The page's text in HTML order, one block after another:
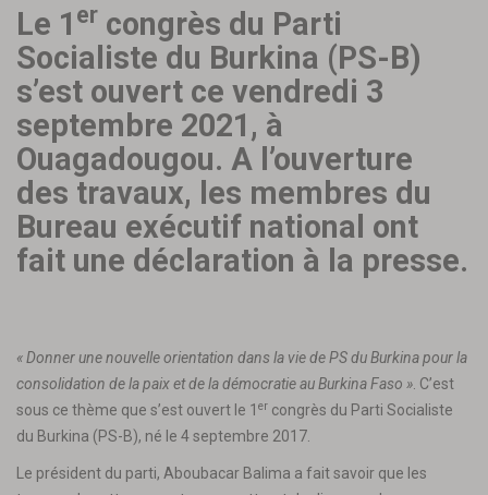
Le 1 er congrès du Parti
Socialiste du Burkina (PS-B)
s’est ouvert ce vendredi 3
septembre 2021, à
Ouagadougou. A l’ouverture
des travaux, les membres du
Bureau exécutif national ont
fait une déclaration à la presse.
« Donner une nouvelle orientation dans la vie de PS du Burkina pour la
consolidation de la paix et de la démocratie au Burkina Faso » . C’est
sous ce thème que s’est ouvert le 1 er congrès du Parti Socialiste
du Burkina (PS-B), né le 4 septembre 2017.
Le président du parti, Aboubacar Balima a fait savoir que les